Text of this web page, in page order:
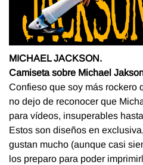
MICHAEL JACKSON.
Camiseta sobre Michael
Confieso que soy más rockero
no dejo de reconocer que
para vídeos, insuperables
Estos son diseños en
gustan mucho (aunque casi
los preparo para poder